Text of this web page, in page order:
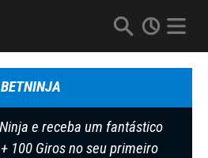
BETNINJA
e receba um fantástico
100 Giros no seu primeiro